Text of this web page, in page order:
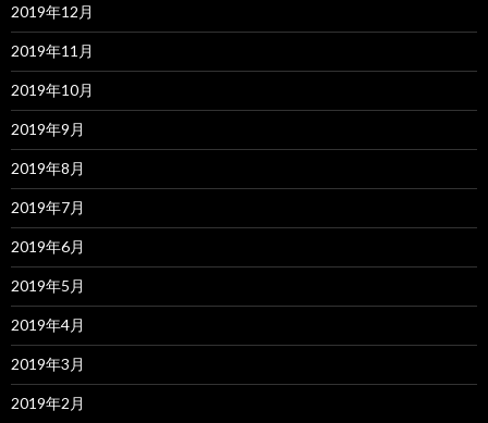
2019年12月
2019年11月
2019年10月
2019年9月
2019年8月
2019年7月
2019年6月
2019年5月
2019年4月
2019年3月
2019年2月